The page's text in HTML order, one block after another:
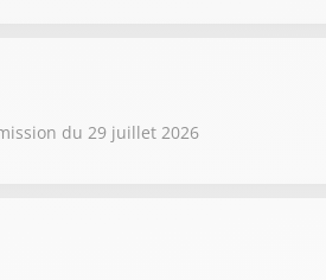
du 29 juillet 2026